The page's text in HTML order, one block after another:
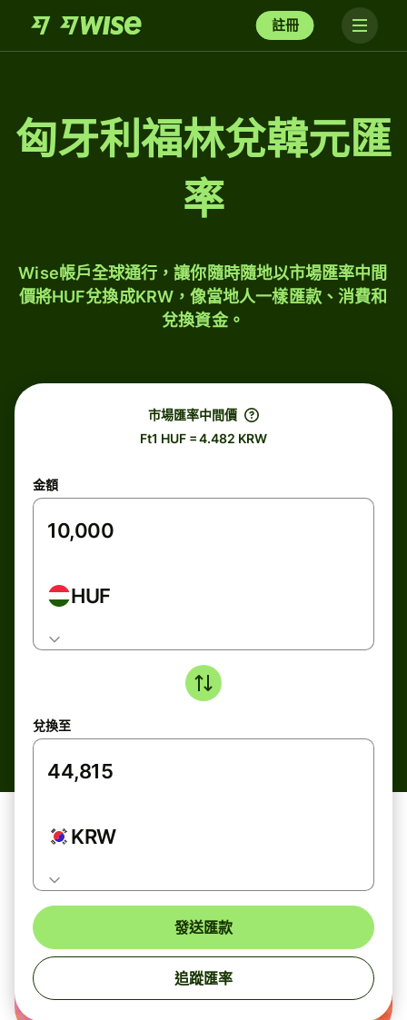
註冊
匈牙利福林兌韓元匯
率
Wise帳戶全球通行，讓你隨時隨地以市場匯率中間
價將HUF兌換成KRW，像當地人一樣匯款、消費和
兌換資金。
市場匯率中間價
Ft1 HUF = 4.482 KRW
金額
HUF
兌換至
KRW
發送匯款
追蹤匯率